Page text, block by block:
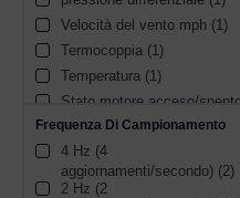
Velocità del vento mph (1)
Termocoppia (1)
Temperatura (1)
Stato motore acceso/
(1)
pH/ORP/ISE (1)
Frequenza Di Campionamento
4 Hz (4
aggiornamenti/secondo) (2)
2 Hz (2